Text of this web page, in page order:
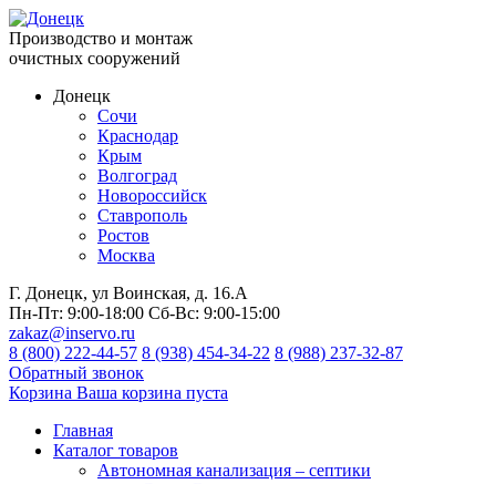
Производство и монтаж
очистных сооружений
Донецк
Сочи
Краснодар
Крым
Волгоград
Новороссийск
Ставрополь
Ростов
Москва
Г. Донецк, ул Воинская, д. 16.А
Пн-Пт: 9:00-18:00 Сб-Вс: 9:00-15:00
zakaz@inservo.ru
8 (800) 222-44-57 8 (938) 454-34-22 8 (988) 237-32-87
Обратный звонок
Корзина Ваша корзина пуста
Главная
Каталог товаров
Автономная канализация – септики